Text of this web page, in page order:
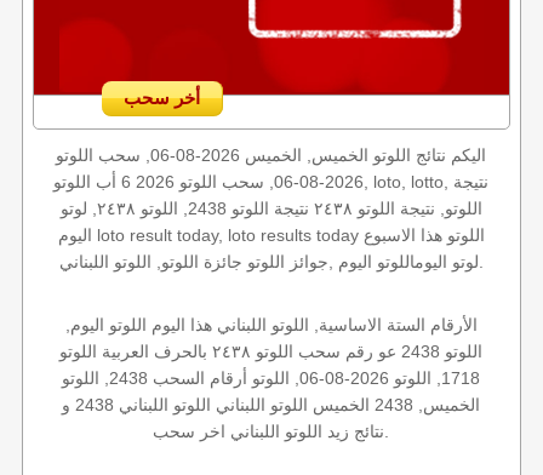
أخر سحب
اليكم نتائج اللوتو الخميس, الخميس 2026-08-06, سحب اللوتو
2026-08-06, سحب اللوتو 2026 6 أب اللوتو, loto, lotto, نتيجة
اللوتو, نتيجة اللوتو ٢٤٣٨ نتيجة اللوتو 2438, اللوتو ٢٤٣٨, لوتو
اليوم loto result today, loto results today اللوتو هذا الاسبوع
الأرقام الستة الاساسية, اللوتو اللبناني هذا اليوم اللوتو اليوم,
اللوتو 2438 عو رقم سحب اللوتو ٢٤٣٨ بالحرف العربية اللوتو
1718, اللوتو 2026-08-06, اللوتو أرقام السحب 2438, اللوتو
الخميس, 2438 الخميس اللوتو اللبناني اللوتو اللبناني 2438 و